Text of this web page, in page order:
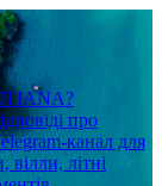
про
канал для
літні